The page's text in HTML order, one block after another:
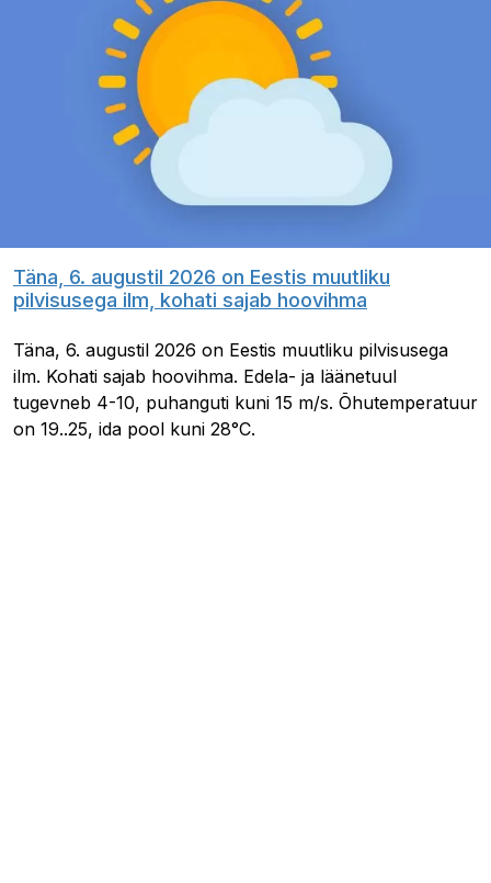
Täna, 6. augustil 2026 on Eestis muutliku
pilvisusega ilm, kohati sajab hoovihma
Täna, 6. augustil 2026 on Eestis muutliku pilvisusega
ilm. Kohati sajab hoovihma. Edela- ja läänetuul
tugevneb 4-10, puhanguti kuni 15 m/s. Õhutemperatuur
on 19..25, ida pool kuni 28°C.